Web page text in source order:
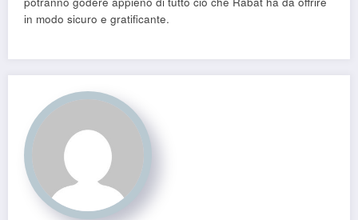
in modo sicuro e gratificante.